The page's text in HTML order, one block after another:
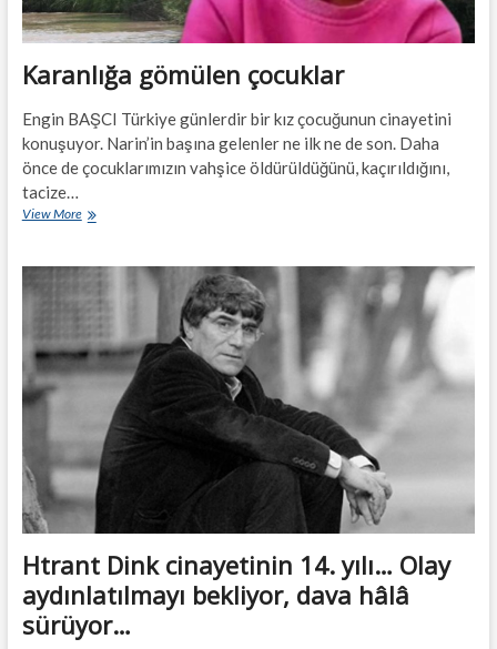
Karanlığa gömülen çocuklar
Engin BAŞCI Türkiye günlerdir bir kız çocuğunun cinayetini
konuşuyor. Narin’in başına gelenler ne ilk ne de son. Daha
önce de çocuklarımızın vahşice öldürüldüğünü, kaçırıldığını,
tacize…
View MoreKaranlığa
Htrant Dink cinayetinin 14. yılı… Olay
aydınlatılmayı bekliyor, dava hâlâ
sürüyor…